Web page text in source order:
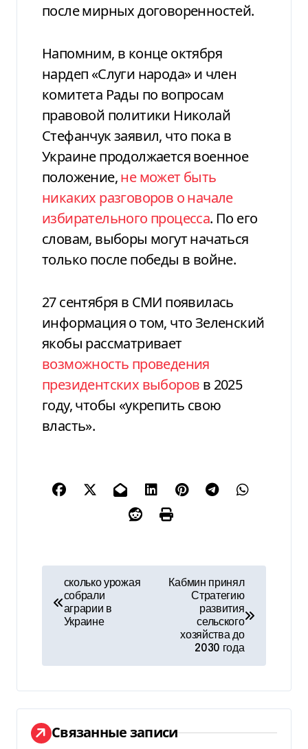
после мирных договоренностей.
Напомним, в конце октября
нардеп «Слуги народа» и член
комитета Рады по вопросам
правовой политики Николай
Стефанчук заявил, что пока в
Украине продолжается военное
положение,не может быть
никаких разговоров о начале
избирательного процесса. По его
словам, выборы могут начаться
только после победы в войне.
27 сентября в СМИ появилась
информация о том, что Зеленский
якобы рассматривает
возможность проведения
президентских выборов в 2025
году, чтобы «укрепить свою
власть».
и
г
а
сколько урожая
собрали
аграрии в
Украине
Кабмин принял
Стратегию
развития
сельского
хозяйства до
2030 года
Связанные записи